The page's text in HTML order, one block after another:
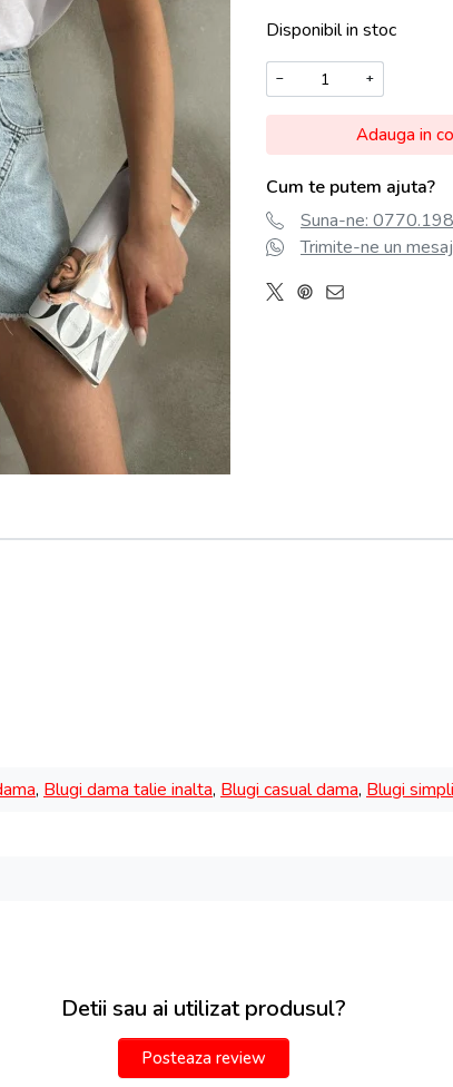
Disponibil in stoc
− +
Adauga in
Cum te putem ajuta?
Suna-ne:
Trimite-ne un mesaj
, Blugi dama talie inalta, Blugi casual dama, Blugi
Detii sau ai utilizat produsul?
Posteaza review